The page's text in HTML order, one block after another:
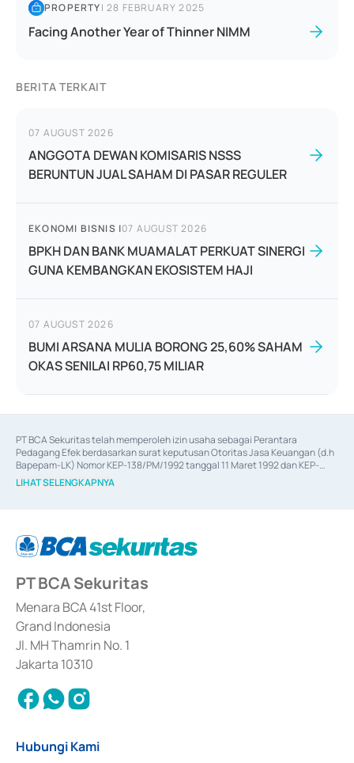
PROPERTY|28 FEBRUARY 2025
Facing Another Year of Thinner NIMM
BERITA TERKAIT
07 AUGUST 2026
ANGGOTA DEWAN KOMISARIS NSSS
BERUNTUN JUAL SAHAM DI PASAR REGULER
EKONOMI BISNIS |07 AUGUST 2026
BPKH DAN BANK MUAMALAT PERKUAT SINERGI
GUNA KEMBANGKAN EKOSISTEM HAJI
07 AUGUST 2026
BUMI ARSANA MULIA BORONG 25,60% SAHAM
OKAS SENILAI RP60,75 MILIAR
PT BCA Sekuritas telah memperoleh izin usaha sebagai Perantara
Pedagang Efek berdasarkan surat keputusan Otoritas Jasa Keuangan (d.h
Bapepam-LK) Nomor KEP-138/PM/1992 tanggal 11 Maret 1992 dan KEP-
06/D.04/2014 tanggal 28 Februari 2014, izin usaha sebagai Penjamin Emisi
Efek berdasarkan surat keputusan Otoritas Jasa Keuangan Nomor KEP-
berdasarkan surat keputusan Otoritas Jasa Keuangan Nomor S-
67/PM.21/2017 tanggal 3 Februari 2017, dan beberapa izin usaha lainnya
Sertifikat Deposito di Pasar Uang yang izinnya diterbitkan pada tahun 2017
dan izin usaha lainnya dari Bank Indonesia sebagai Lembaga Pendukung
Penerbitan, Transaksi, serta Penatausahaan dan Penyelesaian Transaksi
Surat Berharga Komersial yang izinnya diterbitkan pada tahun 2018.
LIHAT SELENGKAPNYA
PT BCA Sekuritas
Menara BCA 41st Floor,
Grand Indonesia
Jl. MH Thamrin No. 1
Jakarta 10310
Hubungi Kami